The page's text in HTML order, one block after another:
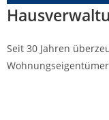
Seit 30 Jahren